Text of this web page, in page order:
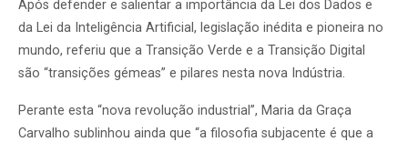
Após defender e salientar a importância da Lei dos Dados e
da Lei da Inteligência Artificial, legislação inédita e pioneira no
mundo, referiu que a Transição Verde e a Transição Digital
são “transições gémeas” e pilares nesta nova Indústria.
Perante esta “nova revolução industrial”, Maria da Graça
Carvalho sublinhou ainda que “a filosofia subjacente é que a